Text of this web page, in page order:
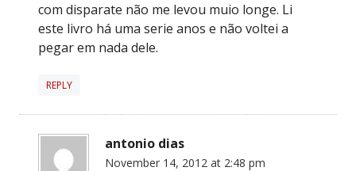
com disparate não me levou muio longe. Li
este livro há uma serie anos e não voltei a
pegar em nada dele.
REPLY
antonio dias
November 14, 2012 at 2:48 pm